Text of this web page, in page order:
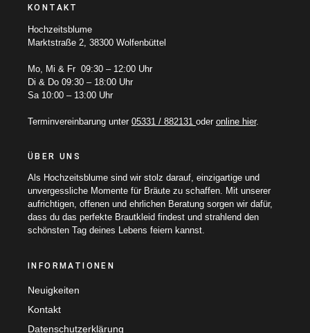
KONTAKT
Hochzeitsblume
Marktstraße 2, 38300 Wolfenbüttel
Mo, Mi & Fr 09:30 – 12:00 Uhr
Di & Do 09:30 – 18:00 Uhr
Sa 10:00 – 13:00 Uhr
Terminvereinbarung unter 05331 / 882131 oder online hier.
ÜBER UNS
Als Hochzeitsblume sind wir stolz darauf, einzigartige und
unvergessliche Momente für Bräute zu schaffen. Mit unserer
aufrichtigen, offenen und ehrlichen Beratung sorgen wir dafür,
dass du das perfekte Brautkleid findest und strahlend den
schönsten Tag deines Lebens feiern kannst.
INFORMATIONEN
Neuigkeiten
Kontakt
Datenschutzerklärung